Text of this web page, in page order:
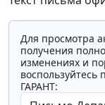
Для просмотра
получения
изменениях и
ГАРАНТ: